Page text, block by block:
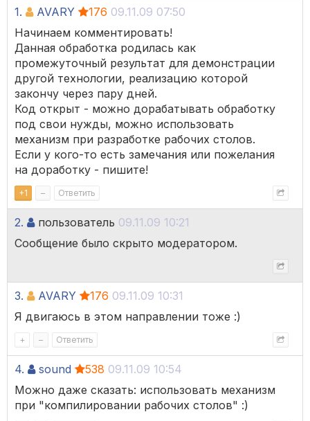
1. AVARY 176 09.11.09 07:50
Начинаем комментировать!
Данная обработка родилась как
промежуточный результат для демонстрации
другой технологии, реализацию которой
закончу через пару дней.
Код открыт - можно дорабатывать обработку
под свои нужды, можно использовать
механизм при разработке рабочих столов.
Если у кого-то есть замечания или пожелания
на доработку - пишите!
+1 – Ответить
2. пользователь 09.11.09 10:21
Сообщение было скрыто модератором.
3. AVARY 176 09.11.09 10:31
Я двигаюсь в этом направлении тоже :)
+ – Ответить
4. sound 538 09.11.09 10:54
Можно даже сказать: использовать механизм
при "компилировании рабочих столов" :)